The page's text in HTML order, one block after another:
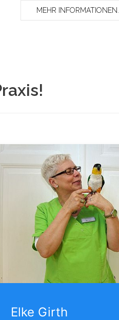
MEHR INFORMATIONEN...
Elke Girth